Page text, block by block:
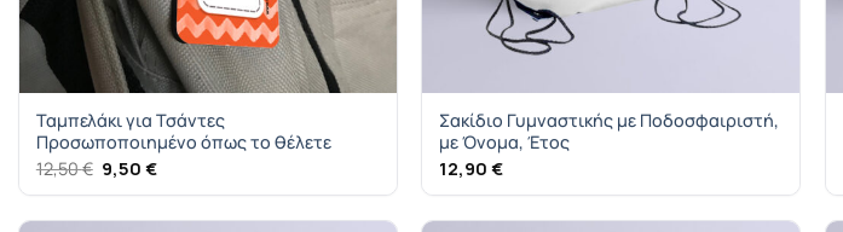
Ταμπελάκι για Τσάντες
Προσωποποιημένο όπως το θέλετε
12,50€ Original
price
was:
12,50 €.
9,50€Η
τιμή
είναι:
Σακίδιο Γυμναστικής με Ποδοσφαιριστή,
με Όνομα, Έτος
12,90€